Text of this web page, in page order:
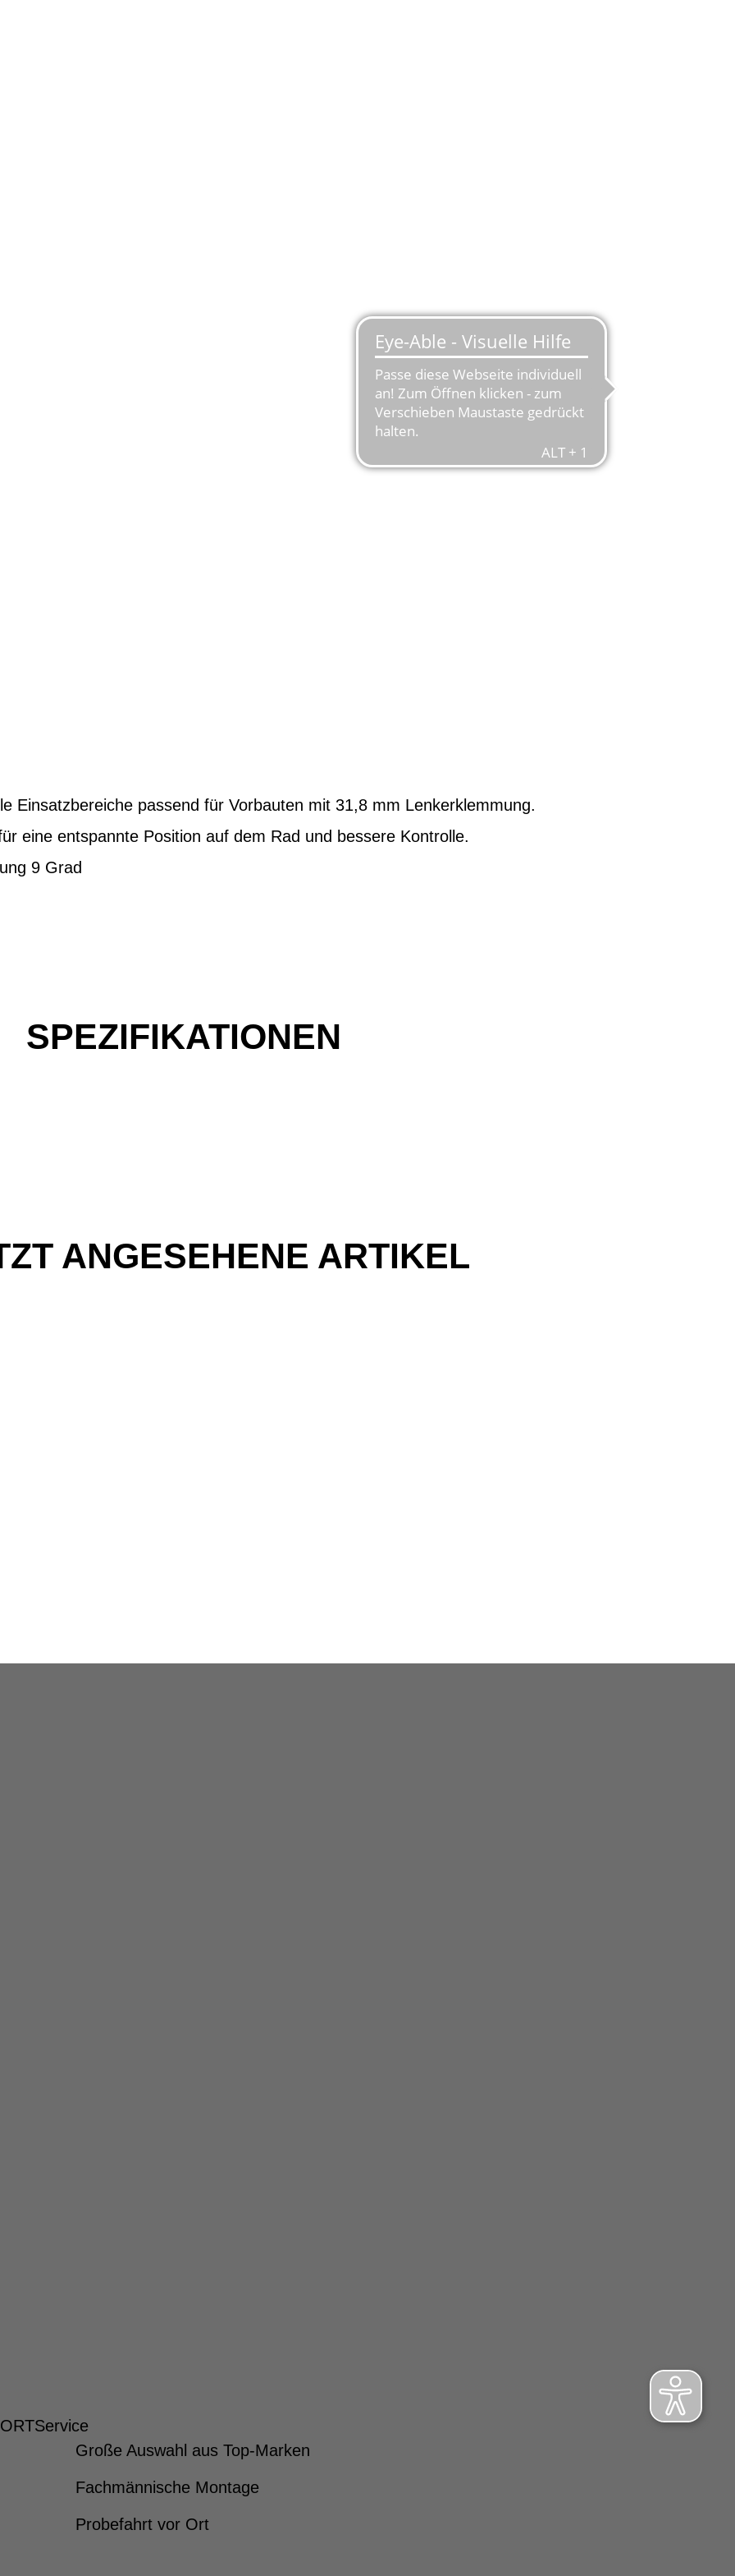
Einsatzbereiche passend für Vorbauten mit 31,8 mm Lenkerklemmung.
eine entspannte Position auf dem Rad und bessere Kontrolle.
9 Grad
SPEZIFIKATIONEN
ANGESEHENE ARTIKEL
Service
Große Auswahl aus Top-Marken
Fachmännische Montage
Probefahrt vor Ort